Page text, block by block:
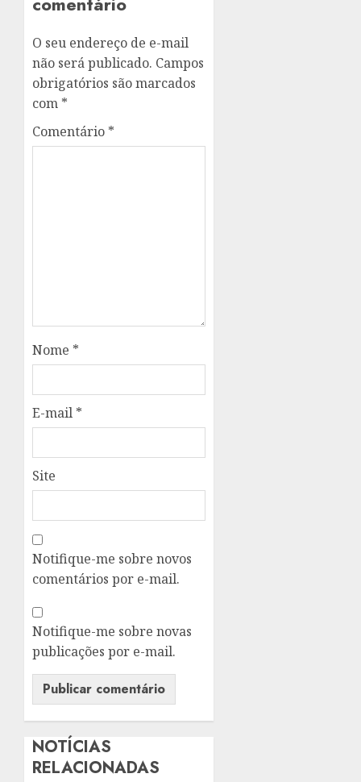
O seu endereço de e-mail
não será publicado. Campos
obrigatórios são marcados
com *
Comentário *
Nome *
E-mail *
Site
Notifique-me sobre novos
comentários por e-mail.
Notifique-me sobre novas
publicações por e-mail.
NOTÍCIAS
RELACIONADAS